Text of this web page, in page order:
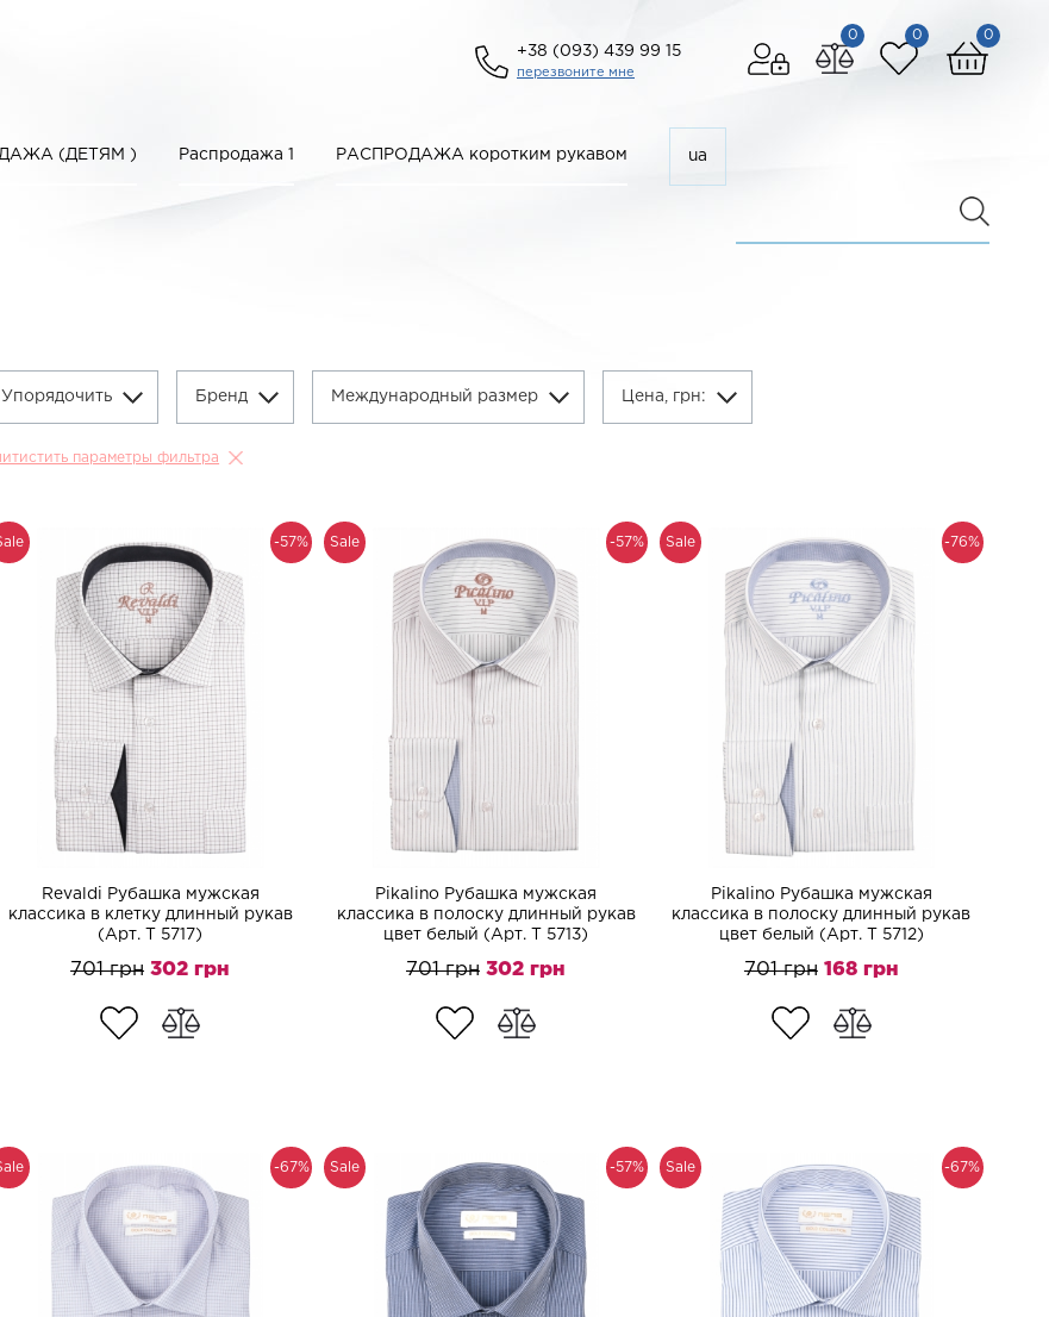
0
0
0
+38 (093) 439 99 15
перезвоните мне
(ДЕТЯМ ) Распродажа 1 РАСПРОДАЖА коротким рукавом ua
Упорядочить Бренд Международный размер Цена, грн:
параметры фильтра
-57%
Revaldi Рубашка мужская
классика в клетку длинный рукав
(Арт. T 5717)
701 грн 302 грн
-57%
Sale
Pikalino Рубашка мужская
классика в полоску длинный рукав
цвет белый (Арт. T 5713)
701 грн 302 грн
-76%
Sale
Pikalino Рубашка мужская
классика в полоску длинный рукав
цвет белый (Арт. T 5712)
701 грн 168 грн
-67% -57%
Sale -67%
Sale